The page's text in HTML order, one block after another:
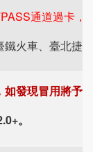
通道過卡
火車、臺北捷
發現冒用將予
。